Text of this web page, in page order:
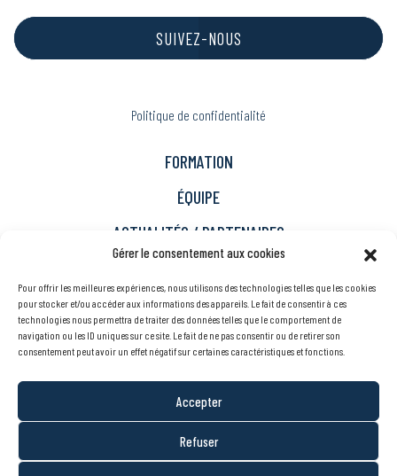
Gérer le consentement aux cookies
Pour offrir les meilleures expériences, nous utilisons des technologies telles que les cookies
pour stocker et/ou accéder aux informations des appareils. Le fait de consentir à ces
technologies nous permettra de traiter des données telles que le comportement de
navigation ou les ID uniques sur ce site. Le fait de ne pas consentir ou de retirer son
consentement peut avoir un effet négatif sur certaines caractéristiques et fonctions.
Accepter
Refuser
SUIVEZ-NOUS
Politique de confidentialité
FORMATION
ÉQUIPE
ACTUALITÉS / PARTENAIRES
Carrière
À propos
EN